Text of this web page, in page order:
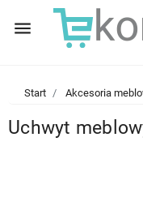
menu
Start Akcesoria
Uchwyt